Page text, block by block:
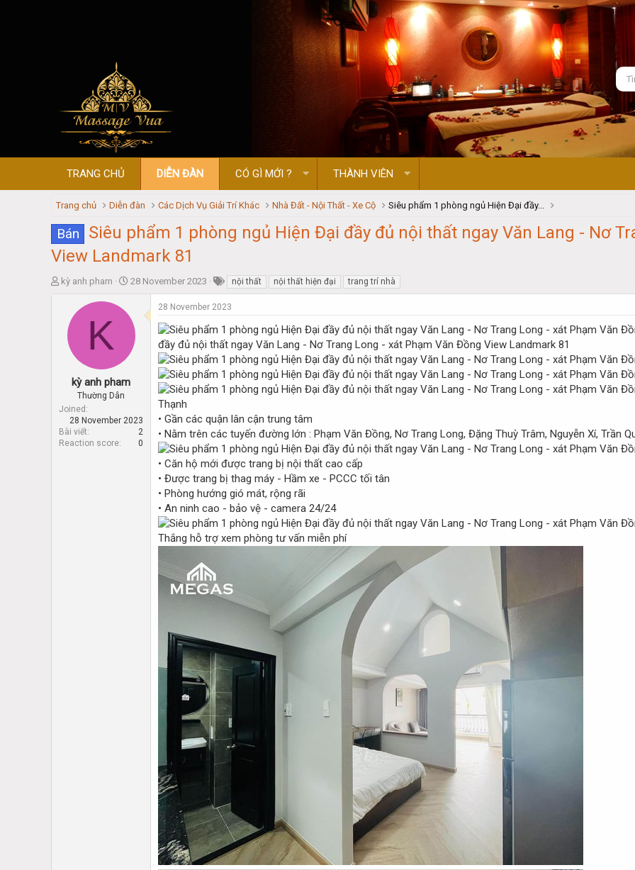
TRANG CHỦ DIỄN ĐÀN CÓ GÌ MỚI ? THÀNH VIÊN
Trang chủ Diễn đàn Các Dịch Vụ Giải Trí Khác Nhà Đất - Nội Thất - Xe Cộ Siêu phẩm 1 phòng ngủ Hiện Đại đầy...
Bán
Siêu phẩm 1 phòng ngủ Hiện Đại đầy đủ nội thất ngay Văn Lang - Nơ
View Landmark 81
T
t
r
kỳ anh pham
S
r
d
a
e
28 November 2023 nội thất nội thất hiện đại trang trí nhà
K
kỳ anh pham
Thường Dân
Joined
28 November 2023
Bài viết
2
Reaction score
0
28 November 2023
đầy đủ nội thất ngay Văn Lang - Nơ Trang Long - xát Phạm Văn Đồng View Landmark 81
Thạnh
• Gần các quận lân cận trung tâm
• Nằm trên các tuyến đường lớn : Phạm Văn Đồng, Nơ Trang Long, Đặng Thuỳ Trâm, Nguyễn Xí, Trần
• Căn hộ mới được trang bị nội thất cao cấp
• Được trang bị thag máy - Hầm xe - PCCC tối tân
• Phòng hướng gió mát, rộng rãi
• An ninh cao - bảo vệ - camera 24/24
Thắng hỗ trợ xem phòng tư vấn miễn phí